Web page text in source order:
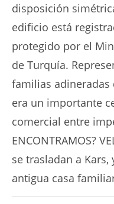
disposición
edificio está
protegido por el
de Turquía.
familias adineradas
era un importante
comercial entre
ENCONTRAMOS?
se trasladan a
antigua casa